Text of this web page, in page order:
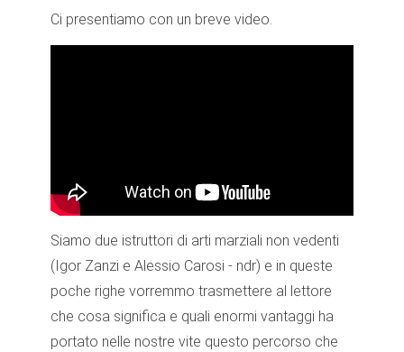
Ci presentiamo con un breve video.
Siamo due istruttori di arti marziali non vedenti
(Igor Zanzi e Alessio Carosi - ndr) e in queste
poche righe vorremmo trasmettere al lettore
che cosa significa e quali enormi vantaggi ha
portato nelle nostre vite questo percorso che